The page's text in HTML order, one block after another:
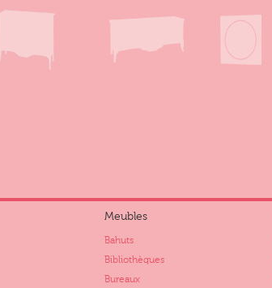
Meubles
Bahuts
Bibliothèques
Bureaux